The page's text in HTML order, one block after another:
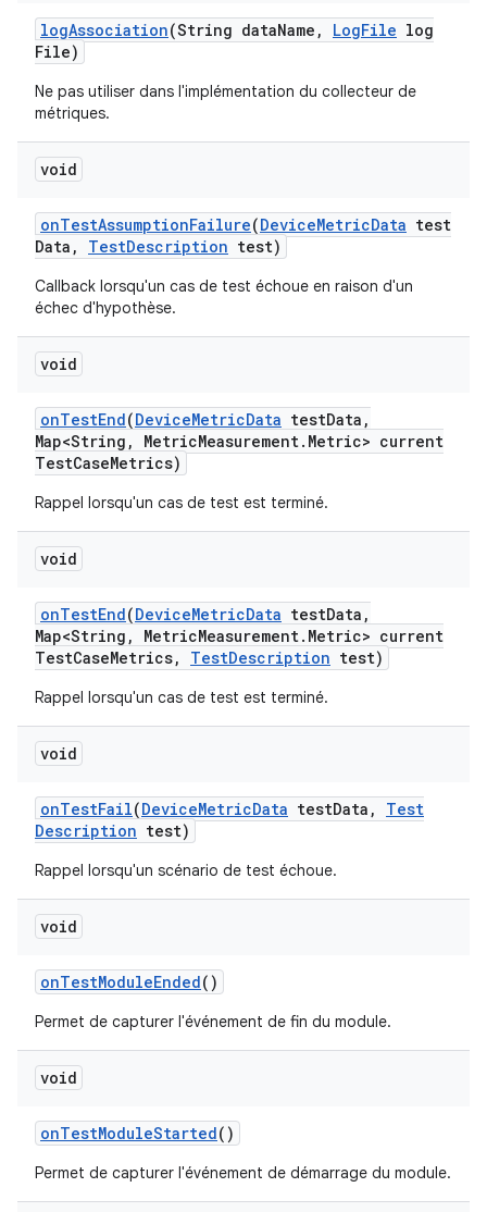
logAssociation(String dataName , LogFile log
File)
Ne pas utiliser dans l'implémentation du collecteur de
métriques.
void
onTestAssumptionFailure(DeviceMetricData test
Data , TestDescription test)
Callback lorsqu'un cas de test échoue en raison d'un
échec d'hypothèse.
void
onTestEnd(DeviceMetricData testData ,
Map<String , MetricMeasurement. Metric> current
TestCaseMetrics)
Rappel lorsqu'un cas de test est terminé.
void
onTestEnd(DeviceMetricData testData ,
Map<String , MetricMeasurement. Metric> current
TestCaseMetrics, TestDescription test)
Rappel lorsqu'un cas de test est terminé.
void
onTestFail(DeviceMetricData testData ,
Test
Description test)
Rappel lorsqu'un scénario de test échoue.
void
onTestModuleEnded()
Permet de capturer l'événement de fin du module.
void
onTestModuleStarted()
Permet de capturer l'événement de démarrage du module.